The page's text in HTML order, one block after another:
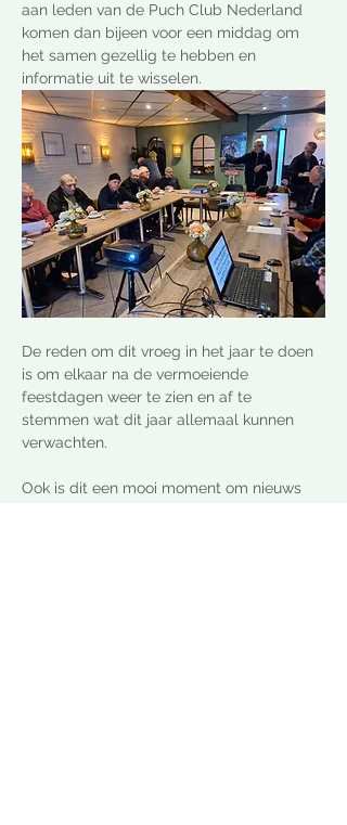
aan leden van de Puch Club Nederland
komen dan bijeen voor een middag om
het samen gezellig te hebben en
informatie uit te wisselen.
De reden om dit vroeg in het jaar te doen
is om elkaar na de vermoeiende
feestdagen weer te zien en af te
stemmen wat dit jaar allemaal kunnen
verwachten.
Ook is dit een mooi moment om nieuws